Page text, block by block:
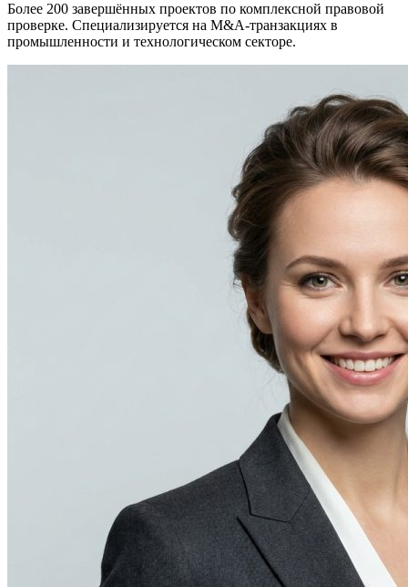
Более 200 завершённых проектов по комплексной правовой
проверке. Специализируется на M&A-транзакциях в
промышленности и технологическом секторе.